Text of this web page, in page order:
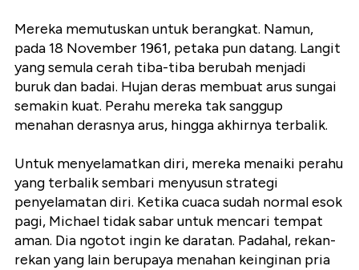
Mereka memutuskan untuk berangkat. Namun,
pada 18 November 1961, petaka pun datang. Langit
yang semula cerah tiba-tiba berubah menjadi
buruk dan badai. Hujan deras membuat arus sungai
semakin kuat. Perahu mereka tak sanggup
menahan derasnya arus, hingga akhirnya terbalik.
Untuk menyelamatkan diri, mereka menaiki perahu
yang terbalik sembari menyusun strategi
penyelamatan diri. Ketika cuaca sudah normal esok
pagi, Michael tidak sabar untuk mencari tempat
aman. Dia ngotot ingin ke daratan. Padahal, rekan-
rekan yang lain berupaya menahan keinginan pria